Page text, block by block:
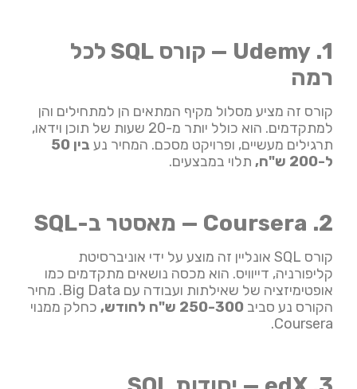
1. Udemy — קורס
SQL לכל
רמה
קורס זה מציע מסלול מקיף המתאים הן למתחילים והן
למתקדמים. הוא כולל יותר מ-20 שעות של תוכן וידאו,
תרגילים מעשיים, ופרויקט מסכם. המחיר נע
בין 50
ל-200 ש"ח,
תלוי במבצעים.
2. Coursera — מאסטר ב-SQL
קורס SQL אונליין זה מוצע על ידי אוניברסיטת
קליפורניה, דייוויס. הוא מכסה נושאים מתקדמים כמו
אופטימיזציה של שאילתות ועבודה עם Big Data. מחיר
הקורס נע סביב 250-300 ש"ח לחודש,
כחלק ממנוי
Coursera.